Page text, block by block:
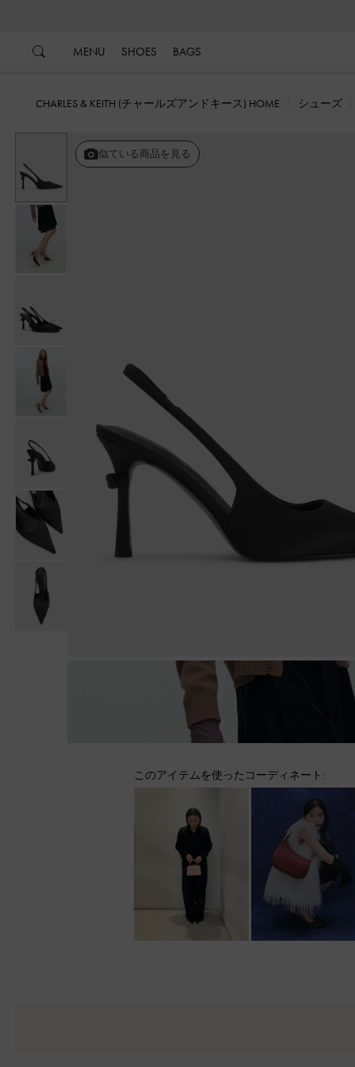
MENU SHOES BAGS
CHARLES & KEITH (チャールズアンドキース) HOME シューズ
似ている商品を見る
このアイテムを使ったコーディネート: